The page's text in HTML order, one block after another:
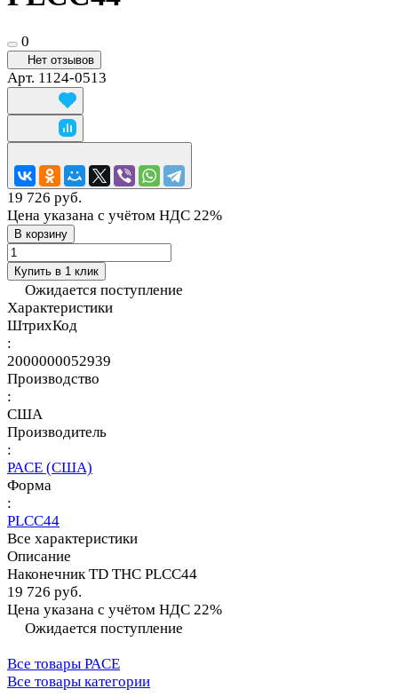
0
Нет отзывов
Арт. 1124-0513
19 726 руб.
Цена указана с учётом НДС 22%
В корзину
Купить в 1 клик
Ожидается поступление
Характеристики
ШтрихКод
:
2000000052939
Производство
:
США
Производитель
:
PACE (США)
Форма
:
PLCC44
Все характеристики
Описание
Наконечник TD THC PLCC44
19 726 руб.
Цена указана с учётом НДС 22%
Ожидается поступление
Все товары PACE
Все товары категории